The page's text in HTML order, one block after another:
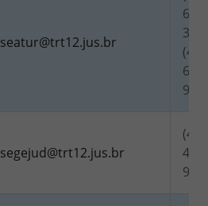
seatur@trt12.jus.br
segejud@trt12.jus.br